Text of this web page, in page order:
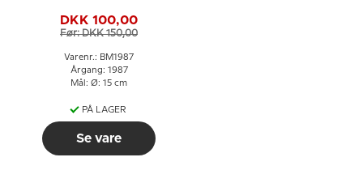
DKK 100,00
Før: DKK 150,00
Varenr.: BM1987
Årgang: 1987
Mål: Ø: 15 cm
PÅ LAGER
Se vare